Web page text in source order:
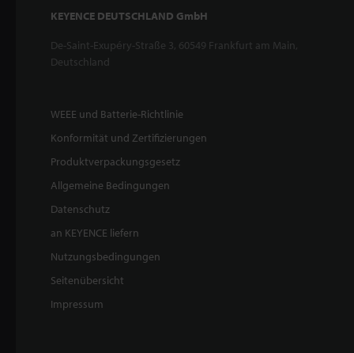
KEYENCE DEUTSCHLAND GmbH
De-Saint-Exupéry-Straße 3, 60549 Frankfurt am Main,
Deutschland
WEEE und Batterie-Richtlinie
Konformität und Zertifizierungen
Produktverpackungsgesetz
Allgemeine Bedingungen
Datenschutz
an KEYENCE liefern
Nutzungsbedingungen
Seitenübersicht
Impressum